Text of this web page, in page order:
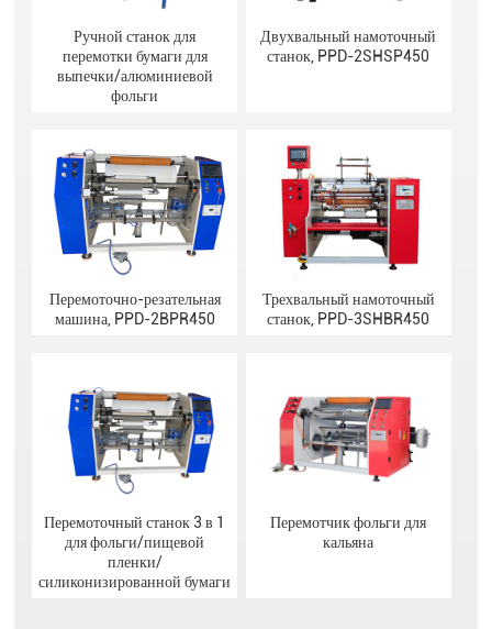
Ручной станок для
перемотки бумаги для
выпечки/алюминиевой
фольги
Двухвальный намоточный
станок, PPD-2SHSP450
Перемоточно-резательная
машина, PPD-2BPR450
Трехвальный намоточный
станок, PPD-3SHBR450
Перемоточный станок 3 в 1
для фольги/пищевой
пленки/
силиконизированной бумаги
Перемотчик фольги для
кальяна